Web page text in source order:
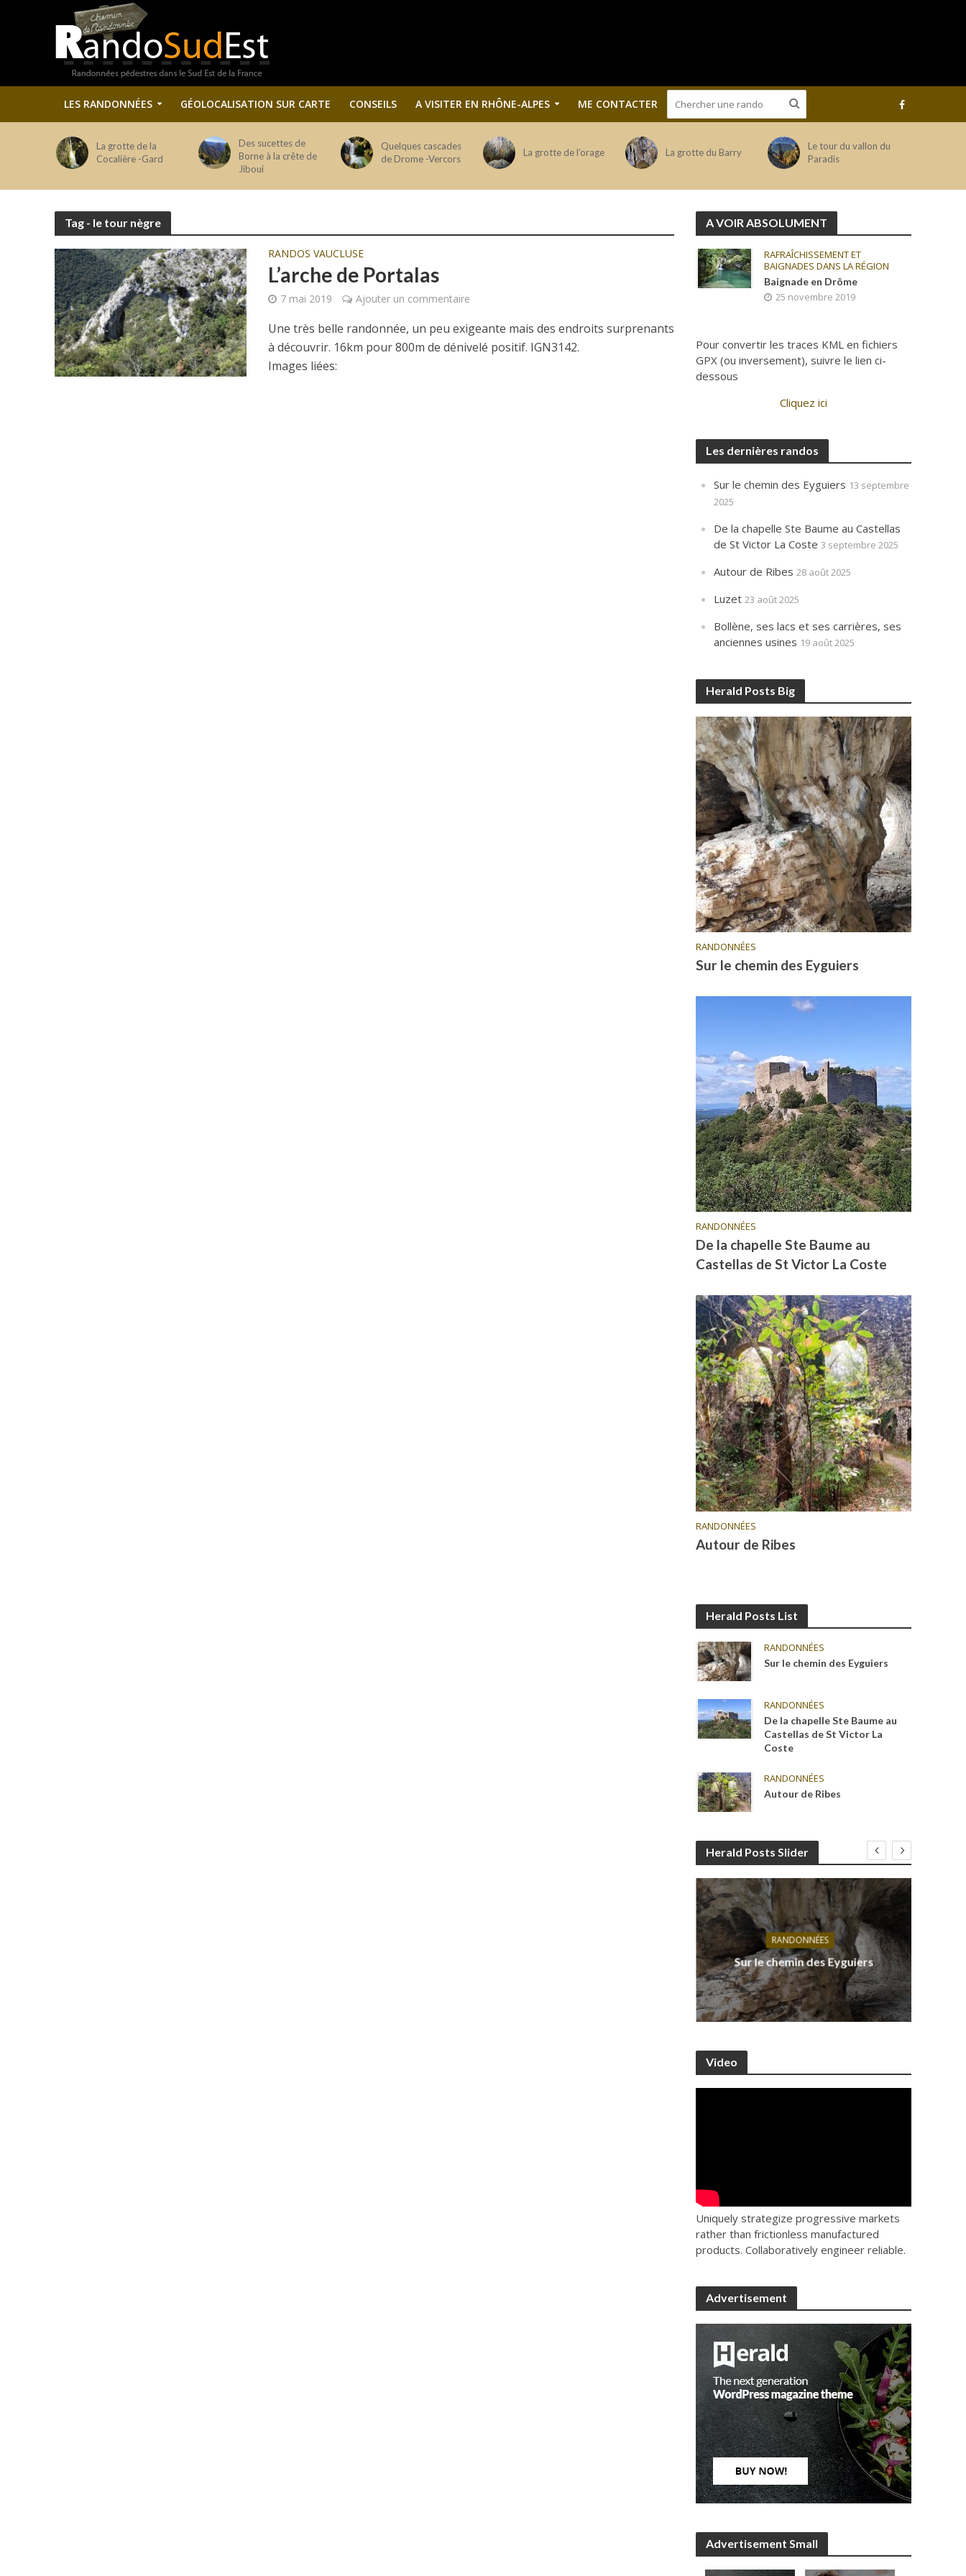
LES RANDONNÉES GÉOLOCALISATION SUR CARTE CONSEILS A VISITER EN RHÔNE-ALPES ME CONTACTER
La grotte de la
Cocalière -Gard
Des sucettes de
Borne à la crête de
Jiboui
Quelques cascades
de Drome -Vercors
La grotte de l’orage La grotte du Barry
Le tour du vallon du
Paradis
Tag - le tour nègre
RANDOS VAUCLUSE
L’arche de Portalas
7 mai 2019 Ajouter un commentaire
Une très belle randonnée, un peu exigeante mais des endroits surprenants
à découvrir. 16km pour 800m de dénivelé positif. IGN3142.
Images liées:
A VOIR ABSOLUMENT
RAFRAÎCHISSEMENT ET
BAIGNADES DANS LA RÉGION
Baignade en Drôme
25 novembre 2019
Pour convertir les traces KML en fichiers
GPX (ou inversement), suivre le lien ci-
dessous
Cliquez ici
Les dernières randos
Sur le chemin des Eyguiers 13 septembre
2025
De la chapelle Ste Baume au Castellas
de St Victor La Coste 3 septembre 2025
Autour de Ribes 28 août 2025
Luzet 23 août 2025
Bollène, ses lacs et ses carrières, ses
anciennes usines 19 août 2025
Herald Posts Big
RANDONNÉES
Sur le chemin des Eyguiers
RANDONNÉES
De la chapelle Ste Baume au
Castellas de St Victor La Coste
RANDONNÉES
Autour de Ribes
Herald Posts List
RANDONNÉES
Sur le chemin des Eyguiers
RANDONNÉES
De la chapelle Ste Baume au
Castellas de St Victor La
Coste
RANDONNÉES
Autour de Ribes
Herald Posts Slider
RANDONNÉES
Sur le chemin des Eyguiers
Video
Uniquely strategize progressive markets
rather than frictionless manufactured
products. Collaboratively engineer reliable.
Advertisement
Advertisement Small